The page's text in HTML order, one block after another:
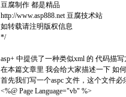
豆腐制作 都是精品
http://www.asp888.net 豆腐技术站
如转载请注明版权信息
*/
asp+ 中提供了一种类似xml 的 代码描写
在本篇文章里 我会给大家描述一下 如何
首先我们写一个aspc 文件，这个文件必
<%@ Page Language="vb" %>